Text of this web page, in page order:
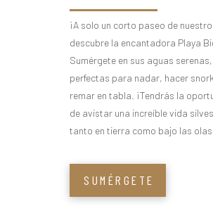
¡A solo un corto paseo de
descubre la encantadora Playa
Sumérgete en sus aguas serenas,
perfectas para nadar, hacer
remar en tabla. ¡Tendrás la
de avistar una increíble vida
tanto en tierra como bajo las
SUMÉRGETE